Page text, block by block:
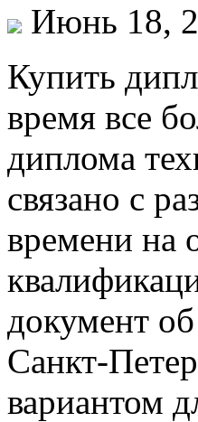
Июнь 18,
Купить
время все
диплома
связано с
времени на
документ
Санкт-
вариантом